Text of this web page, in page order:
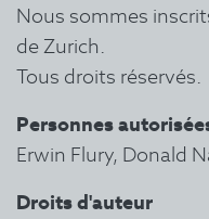
Nous sommes
de Zurich.
Tous droits réservés.
Personnes
Erwin Flury, Donald
Droits d'auteur